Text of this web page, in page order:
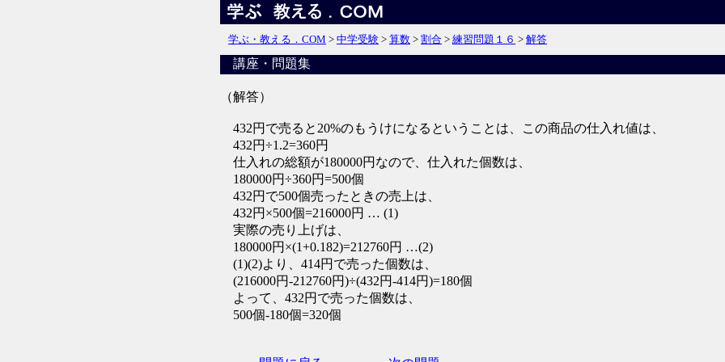
学ぶ・教える．COM > 中学受験 > 算数 > 割合 > 練習問題１６ > 解答
講座・問題集
（解答）
432円で売ると20%のもうけになるということは、この商品の仕入れ値は、
432円÷1.2=360円
仕入れの総額が180000円なので、仕入れた個数は、
180000円÷360円=500個
432円で500個売ったときの売上は、
432円×500個=216000円 … (1)
実際の売り上げは、
180000円×(1+0.182)=212760円 …(2)
(1)(2)より、414円で売った個数は、
(216000円-212760円)÷(432円-414円)=180個
よって、432円で売った個数は、
500個-180個=320個